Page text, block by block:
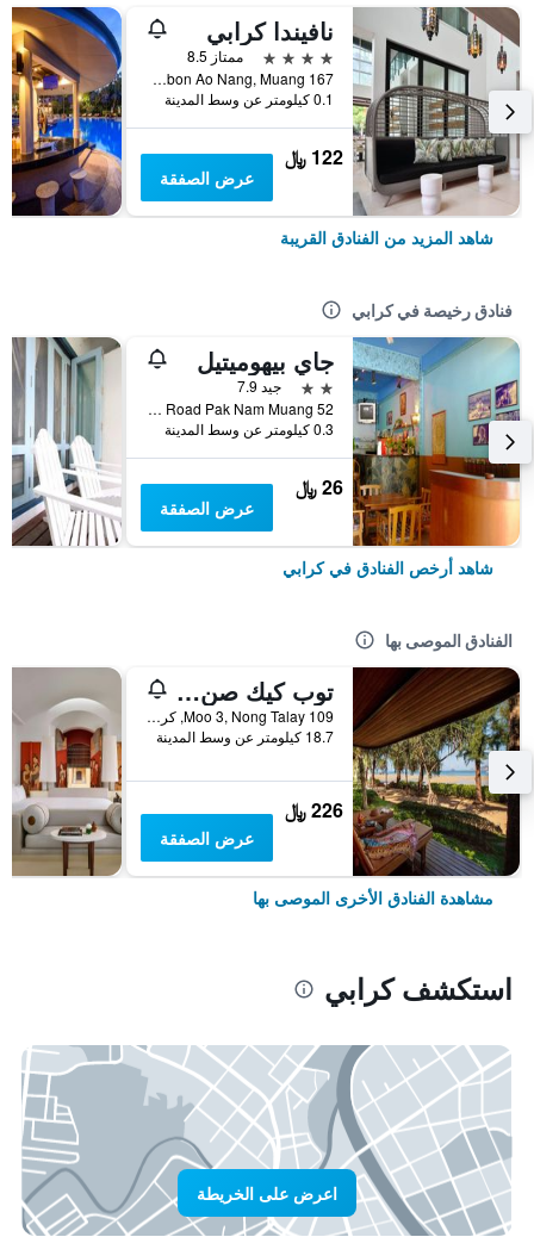
نافيندا كرابي
4 نجوم
ممتاز 8.5
167 Moo.3 Tambon Ao Nang, Muang, كرابي, تايلاند
0.1 كيلومتر عن وسط المدينة
122 ﷼
عرض الصفقة
شاهد المزيد من الفنادق القريبة
فنادق رخيصة في كرابي
جاي بيهوميتيل
2 نجمتين
جيد 7.9
52 Soi 5 Maharat Road Pak Nam Muang, كرابي, تايلاند
0.3 كيلومتر عن وسط المدينة
26 ﷼
عرض الصفقة
شاهد أرخص الفنادق في كرابي
الفنادق الموصى بها
توب كيك صن سيت بيتش ريزورت
109 Moo 3, Nong Talay, كرابي, تايلاند
18.7 كيلومتر عن وسط المدينة
226 ﷼
عرض الصفقة
مشاهدة الفنادق الأخرى الموصى بها
استكشف كرابي
اعرض على الخريطة